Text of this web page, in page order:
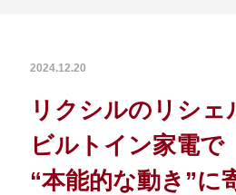
2024.12.20
リクシルのリシェ
ビルトイン家電で
“本能的な動き”に